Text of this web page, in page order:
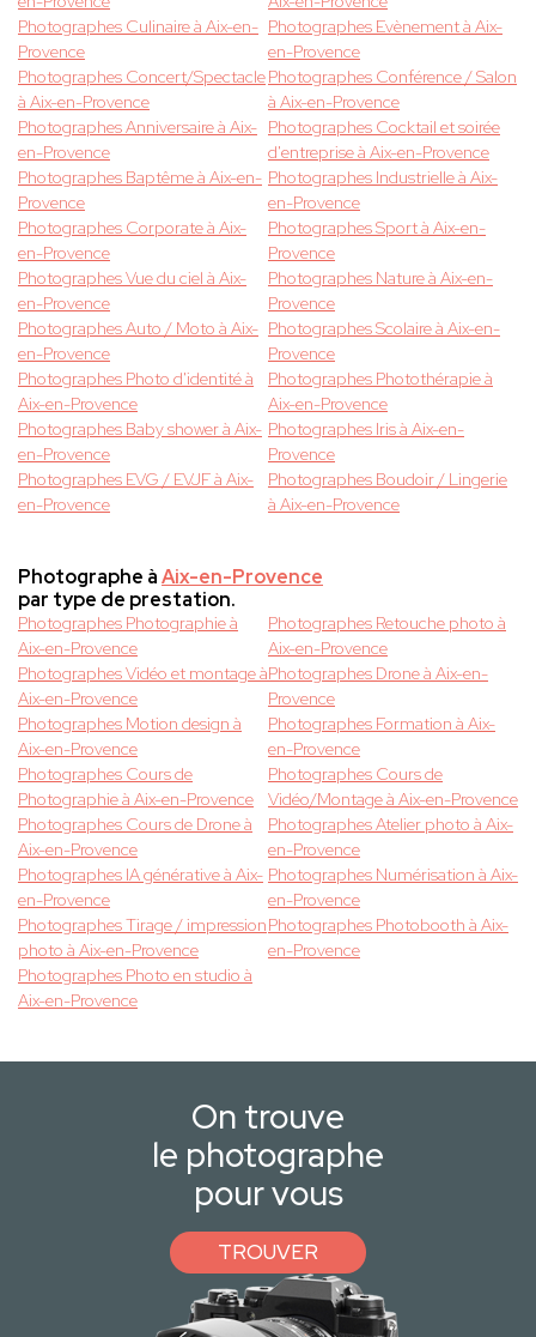
Photographes Culinaire à Aix-en-
Provence
Photographes Evènement à Aix-
en-Provence
Photographes Concert/Spectacle
à Aix-en-Provence
Photographes Conférence / Salon
à Aix-en-Provence
Photographes Anniversaire à Aix-
en-Provence
Photographes Cocktail et soirée
d'entreprise à Aix-en-Provence
Photographes Baptême à Aix-en-
Provence
Photographes Industrielle à Aix-
en-Provence
Photographes Corporate à Aix-
en-Provence
Photographes Sport à Aix-en-
Provence
Photographes Vue du ciel à Aix-
en-Provence
Photographes Nature à Aix-en-
Provence
Photographes Auto / Moto à Aix-
en-Provence
Photographes Scolaire à Aix-en-
Provence
Photographes Photo d'identité à
Aix-en-Provence
Photographes Photothérapie à
Aix-en-Provence
Photographes Baby shower à Aix-
en-Provence
Photographes Iris à Aix-en-
Provence
Photographes EVG / EVJF à Aix-
en-Provence
Photographes Boudoir / Lingerie
à Aix-en-Provence
Photographe àAix-en-Provence
par type de prestation.
Photographes Photographie à
Aix-en-Provence
Photographes Retouche photo à
Aix-en-Provence
Photographes Vidéo et montage à
Aix-en-Provence
Photographes Drone à Aix-en-
Provence
Photographes Motion design à
Aix-en-Provence
Photographes Formation à Aix-
en-Provence
Photographes Cours de
Photographie à Aix-en-Provence
Photographes Cours de
Vidéo/Montage à Aix-en-Provence
Photographes Cours de Drone à
Aix-en-Provence
Photographes Atelier photo à Aix-
en-Provence
Photographes IA générative à Aix-
en-Provence
Photographes Numérisation à Aix-
en-Provence
Photographes Tirage / impression
photo à Aix-en-Provence
Photographes Photobooth à Aix-
en-Provence
Photographes Photo en studio à
Aix-en-Provence
On trouve
le photographe
pour vous
TROUVER